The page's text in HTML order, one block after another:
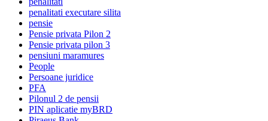
penalitati executare silita
pensie
Pensie privata Pilon 2
Pensie privata pilon 3
pensiuni maramures
People
Persoane juridice
PFA
Pilonul 2 de pensii
PIN aplicatie myBRD